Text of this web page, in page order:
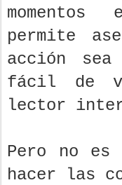
permite
acción
fácil de
lector
Pero no es
hacer las